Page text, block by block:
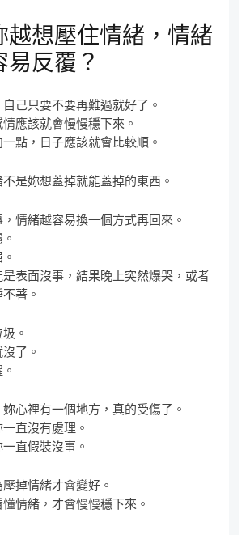
越想壓住情緒，情緒
易反覆？
己只要不要再難過就好了。
應該就會慢慢穩下來。
點，日子應該就會比較順。
是妳想蓋掉就能蓋掉的東西。
情緒越容易換一個方式再回來。
表面沒事，結果晚上突然爆哭，或者
著。
。
了。
心裡有一個地方，真的受傷了。
直沒有處理。
直假裝沒事。
掉情緒才會變好。
情緒，才會慢慢穩下來。